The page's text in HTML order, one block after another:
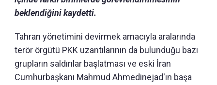
beklendiğini kaydetti.
Tahran yönetimini devirmek amacıyla aralarında
terör örgütü PKK uzantılarının da bulunduğu bazı
grupların saldırılar başlatması ve eski İran
Cumhurbaşkanı Mahmud Ahmedinejad'ın başa